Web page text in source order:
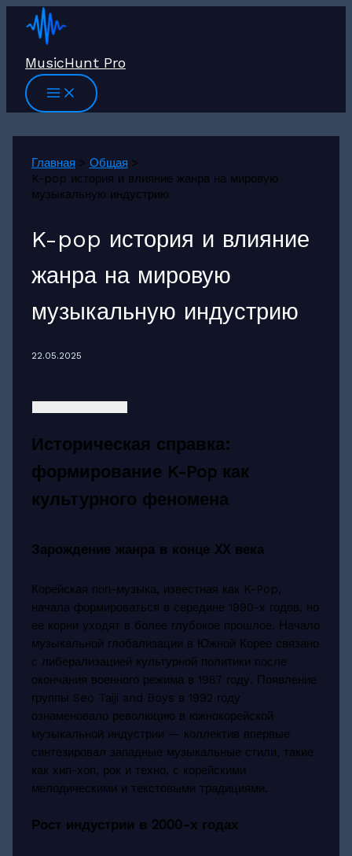
Перейти
MusicHunt Pro
Главная
Общая
K-pop история и влияние жанра на мировую
музыкальную индустрию
K-pop история и влияние
жанра на мировую
музыкальную индустрию
22.05.2025
Историческая справка:
формирование K-Pop как
культурного феномена
Зарождение жанра в конце XX века
Корейская поп-музыка, известная как K-Pop,
начала формироваться в середине 1990-х годов, но
ее корни уходят в более глубокое прошлое. Начало
музыкальной глобализации в Южной Корее связано
с либерализацией культурной политики после
окончания военного режима в 1987 году. Появление
группы Seo Taiji and Boys в 1992 году
ознаменовало революцию в южнокорейской
музыкальной индустрии — коллектив впервые
синтезировал западные музыкальные стили, такие
как хип-хоп, рок и техно, с корейскими
мелодическими и текстовыми традициями.
Рост индустрии в 2000-х годах